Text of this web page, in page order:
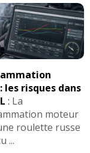
les risques dans
: La
moteur
roulette russe
...